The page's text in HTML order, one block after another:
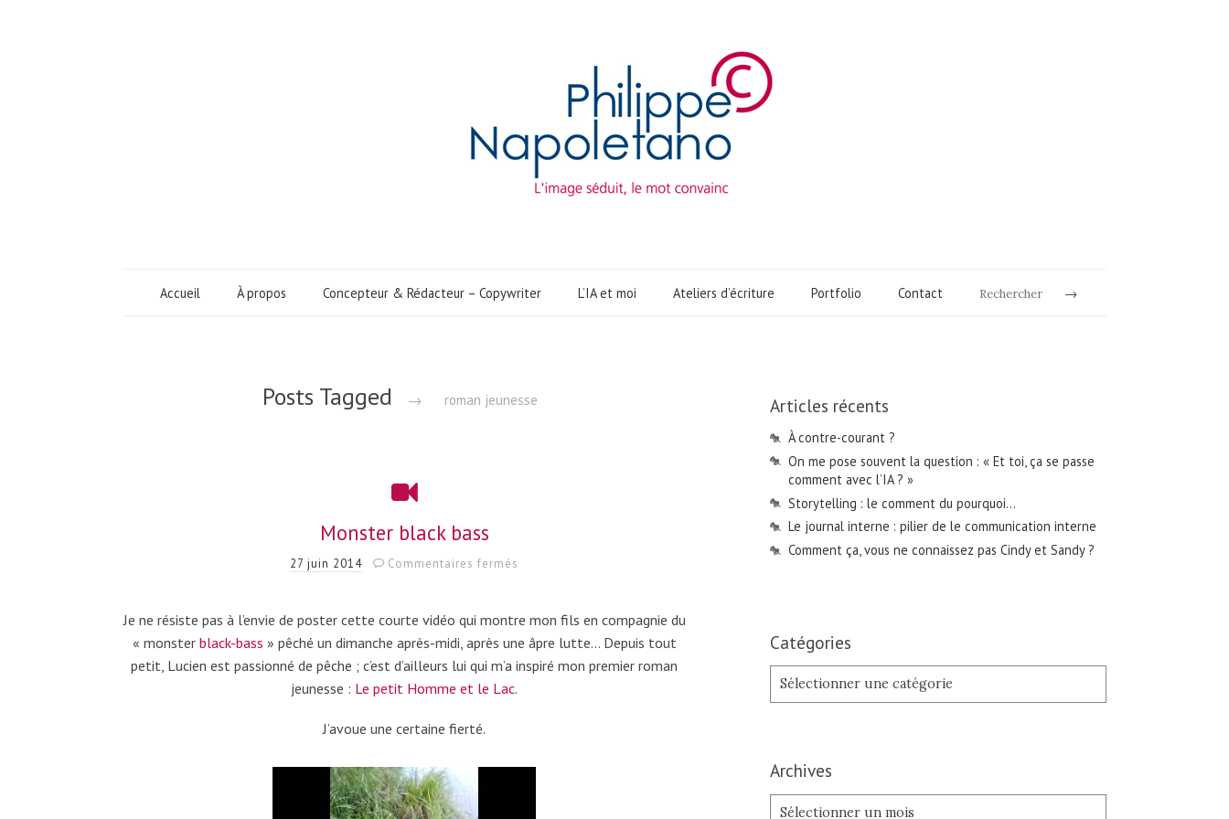
Accueil À propos Concepteur & Rédacteur – Copywriter L’IA et moi Ateliers d’écriture Portfolio Contact Rechercher
Posts Tagged → roman jeunesse
Monster black bass
27 juin 2014 Commentaires fermés
bass
Je ne résiste pas à l’envie de poster cette courte vidéo qui montre mon fils en compagnie du
« monster black-bass » pêché un dimanche après-midi, après une âpre lutte… Depuis tout
petit, Lucien est passionné de pêche ; c’est d’ailleurs lui qui m’a inspiré mon premier roman
jeunesse : Le petit Homme et le Lac.
J’avoue une certaine fierté.
Articles récents
À contre-courant ?
On me pose souvent la question : « Et toi, ça se passe
comment avec l’IA ? »
Storytelling : le comment du pourquoi…
Le journal interne : pilier de le communication interne
Comment ça, vous ne connaissez pas Cindy et Sandy ?
Catégories
Catégories
Archives
Archives